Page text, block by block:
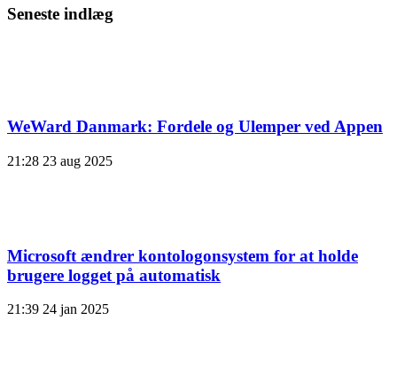
Seneste indlæg
WeWard Danmark: Fordele og Ulemper ved Appen
21:28 23 aug 2025
Microsoft ændrer kontologonsystem for at holde
brugere logget på automatisk
21:39 24 jan 2025